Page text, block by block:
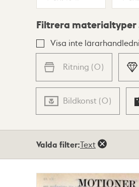
Lista Karta
Filtrera materialtyper
Visa inte
Ritning (0)
Bildkonst (0)
Valda filter:Text